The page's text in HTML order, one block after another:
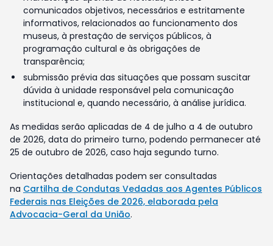
comunicados objetivos, necessários e estritamente
informativos, relacionados ao funcionamento dos
museus, à prestação de serviços públicos, à
programação cultural e às obrigações de
transparência;
submissão prévia das situações que possam suscitar
dúvida à unidade responsável pela comunicação
institucional e, quando necessário, à análise jurídica.
As medidas serão aplicadas de 4 de julho a 4 de outubro
de 2026, data do primeiro turno, podendo permanecer até
25 de outubro de 2026, caso haja segundo turno.
Orientações detalhadas podem ser consultadas
na Cartilha de Condutas Vedadas aos Agentes Públicos
Federais nas Eleições de 2026, elaborada pela
Advocacia-Geral da União.